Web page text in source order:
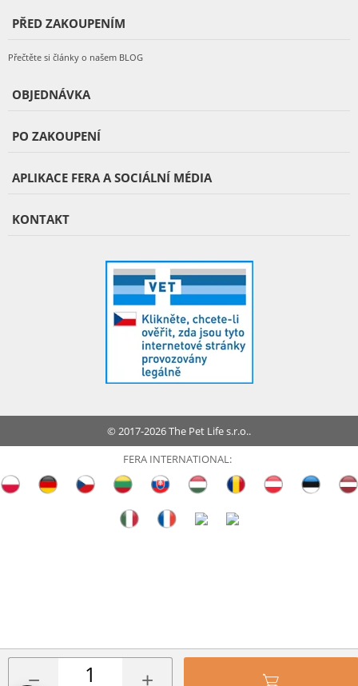
− +
PŘED ZAKOUPENÍM
Přečtěte si články o našem BLOG
OBJEDNÁVKA
PO ZAKOUPENÍ
APLIKACE FERA A SOCIÁLNÍ MÉDIA
KONTAKT
© 2017-2026 The Pet Life s.r.o..
FERA INTERNATIONAL: